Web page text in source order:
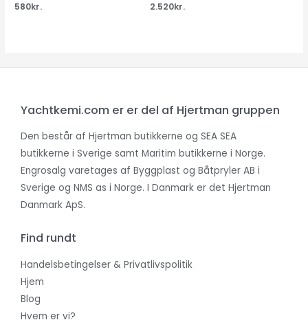
580kr. 2.520kr.
Yachtkemi.com er er del af Hjertman gruppen
Den består af Hjertman butikkerne og SEA SEA
butikkerne i Sverige samt Maritim butikkerne i Norge.
Engrosalg varetages af Byggplast og Båtpryler AB i
Sverige og NMS as i Norge. I Danmark er det Hjertman
Danmark ApS.
Find rundt
Handelsbetingelser & Privatlivspolitik
Hjem
Blog
Hvem er vi?